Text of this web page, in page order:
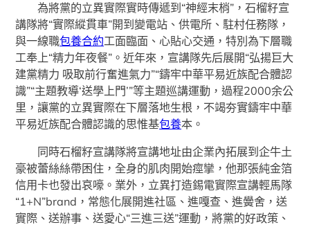
為將黨的立異實際實時傳遞到“神經末梢”，石榴籽宣
講隊將“實際縱貫車”開到變電站、供電所、駐村任務隊，
與一線職包養合約工面臨面、心貼心交通，特別為下層職
工奉上“精力年夜餐”。近年來，宣講隊先后展開“弘揚巨大
建黨精力 吸取前行奮進氣力”“鑄牢中華平易近族配合體認
識”“主題教導‘送學上門’”等主題巡講運動，過程2000余公
里，讓黨的立異實際在下層落地生根，不竭夯實鑄牢中華
平易近族配合體認識的思惟基包養本。
同時石榴籽宣講隊將宣講地址由企業內拓展到企牛土
豪被蕾絲絲帶困住，全身的肌肉開始痙攣，他那張純金箔
信用卡也發出哀嚎。業外，立異打造錫電實際宣講輕馬隊
“1+N”brand，常態化展開進社區、進嘎查、進黌舍，送
實際、送辦事、送愛心“三進三送”運動，將黨的好政策、